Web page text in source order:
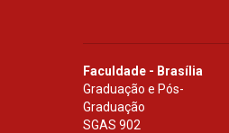
Faculdade - Brasília
Graduação e Pós-
Graduação
SGAS 902